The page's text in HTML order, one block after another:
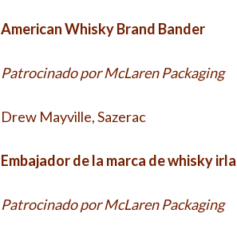
American Whisky Brand Bander
Patrocinado por McLaren Packaging
Drew Mayville, Sazerac
Embajador de la marca de whisky
Patrocinado por McLaren Packaging